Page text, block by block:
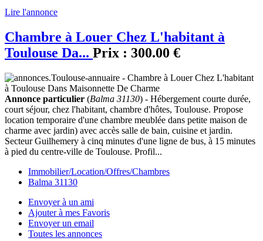
Lire l'annonce
Chambre à Louer Chez L'habitant à
Toulouse Da... Prix : 300.00 €
Annonce particulier (Balma 31130) - Hébergement courte durée,
court séjour, chez l'habitant, chambre d'hôtes, Toulouse. Propose
location temporaire d'une chambre meublée dans petite maison de
charme avec jardin) avec accès salle de bain, cuisine et jardin.
Secteur Guilhemery à cinq minutes d'une ligne de bus, à 15 minutes
à pied du centre-ville de Toulouse. Profil...
Immobilier/Location/Offres/Chambres
Balma 31130
Envoyer à un ami
Ajouter à mes Favoris
Envoyer un email
Toutes les annonces